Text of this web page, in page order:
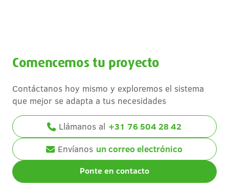
Comencemos tu proyecto
Contáctanos hoy mismo y exploremos el sistema
que mejor se adapta a tus necesidades
Llámanos al +31 76 504 28 42
Envíanos un correo electrónico
Ponte en contacto